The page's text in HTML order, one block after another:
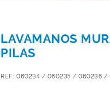
LAVAMANOS
PILAS
REF.: 060234 / 060235 / 060236 /